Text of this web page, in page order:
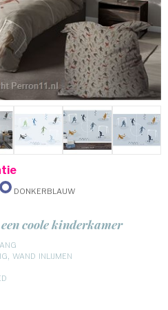
Donkerblauw
coole kinderkamer
wand inlijmen